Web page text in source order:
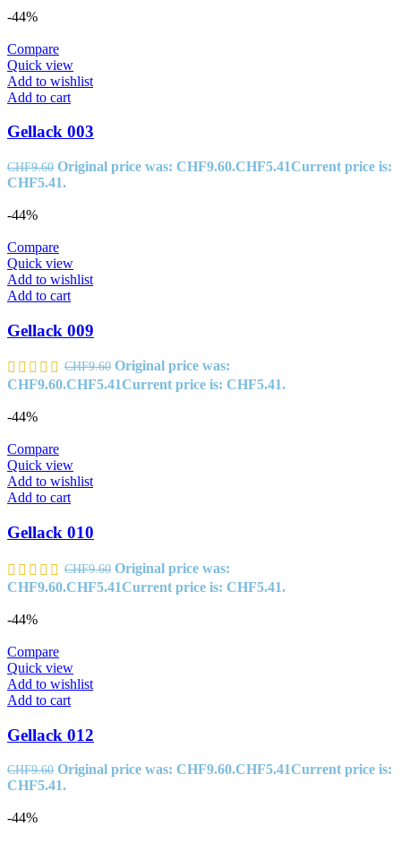
-44%
Compare
Quick view
Add to wishlist
Add to cart
Gellack 003
CHF9.60 Original price was: CHF9.60.CHF5.41Current price is:
CHF5.41.
-44%
Compare
Quick view
Add to wishlist
Add to cart
Gellack 009
CHF9.60 Original price was:
CHF9.60.CHF5.41Current price is: CHF5.41.
-44%
Compare
Quick view
Add to wishlist
Add to cart
Gellack 010
CHF9.60 Original price was:
CHF9.60.CHF5.41Current price is: CHF5.41.
-44%
Compare
Quick view
Add to wishlist
Add to cart
Gellack 012
CHF9.60 Original price was: CHF9.60.CHF5.41Current price is:
CHF5.41.
-44%